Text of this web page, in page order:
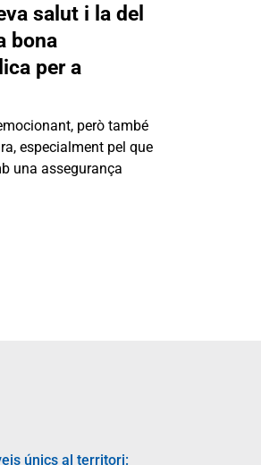
salut i la del
bona
per a
però també
especialment pel que
una assegurança
únics al territori: